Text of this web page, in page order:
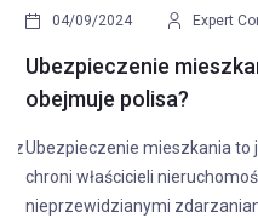
04/09/2024 Expert
Ubezpieczenie
obejmuje polisa?
Ubezpieczenie mieszkania to
chroni właścicieli
nieprzewidzianymi